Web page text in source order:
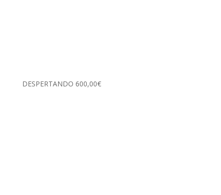
DESPERTANDO 600,00€